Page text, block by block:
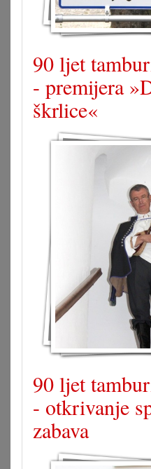
90 ljet
- premijera
škrlice«
90 ljet
- otkrivanje
zabava